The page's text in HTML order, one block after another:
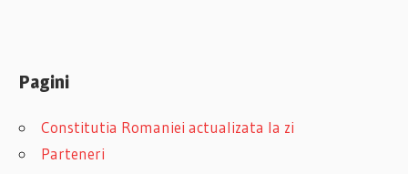
Pagini
Constitutia Romaniei actualizata la zi
Parteneri